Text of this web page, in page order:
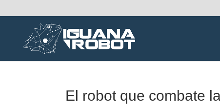
El robot que combate